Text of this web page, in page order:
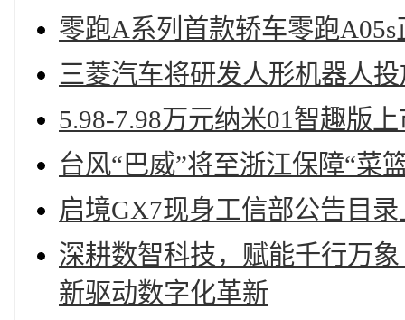
零跑A系列首款轿车零跑A05s
三菱汽车将研发人形机器人
5.98-7.98万元纳米01智趣版上
台风“巴威”将至浙江保障“菜
启境GX7现身工信部公告目
深耕数智科技，赋能千行万
新驱动数字化革新